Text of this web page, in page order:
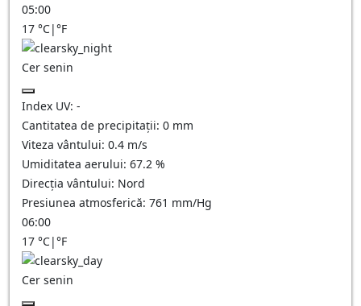
05:00
17 °C|°F
Cer senin
Index UV: -
Cantitatea de precipitații: 0 mm
Viteza vântului: 0.4 m/s
Umiditatea aerului: 67.2 %
Direcția vântului: Nord
Presiunea atmosferică: 761 mm/Hg
06:00
17 °C|°F
Cer senin